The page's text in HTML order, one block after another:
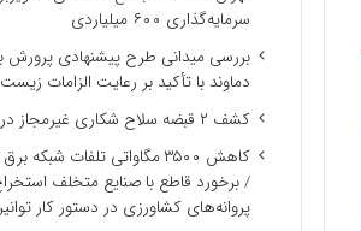
سرمایه‌گذاری ۶۰۰ میلیاردی
بررسی میدانی طرح پیشنهادی پرورش
دماوند با تأکید بر رعایت الزامات
کشف ۲ قبضه سلاح شکاری غیرمجاز در دماوند
کاهش ۳۵۰۰ مگاواتی تلفات شبکه
/ برخورد قاطع با صنایع متخلف
پروانه‌های کشاورزی در دستور کار توانیر